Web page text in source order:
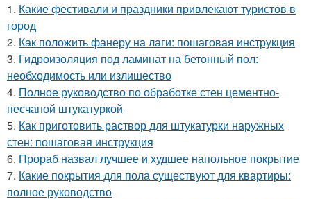
1. Какие фестивали и праздники привлекают туристов в
город
2. Как положить фанеру на лаги: пошаговая инструкция
3. Гидроизоляция под ламинат на бетонный пол:
необходимость или излишество
4. Полное руководство по обработке стен цементно-
песчаной штукатуркой
5. Как приготовить раствор для штукатурки наружных
стен: пошаговая инструкция
6. Прораб назвал лучшее и худшее напольное покрытие
7. Какие покрытия для пола существуют для квартиры:
полное руководство